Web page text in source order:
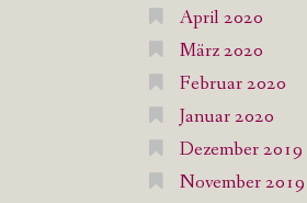
April 2020
März 2020
Februar 2020
Januar 2020
Dezember 2019
November 2019